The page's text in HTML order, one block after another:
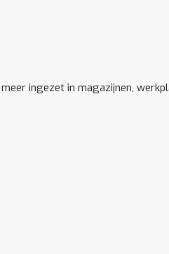
ingezet in magazijnen,